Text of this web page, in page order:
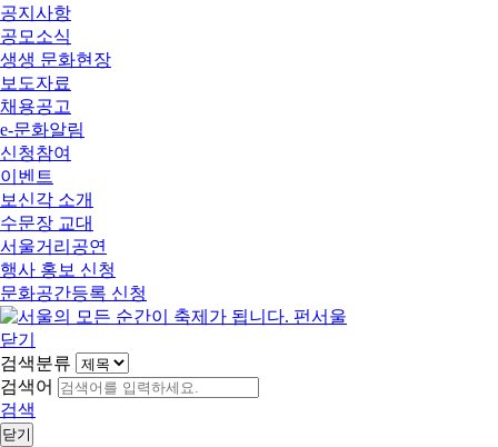
공지사항
공모소식
생생 문화현장
보도자료
채용공고
e-문화알림
신청참여
이벤트
보신각 소개
수문장 교대
서울거리공연
행사 홍보 신청
문화공간등록 신청
닫기
검색분류
검색어
검색
닫기